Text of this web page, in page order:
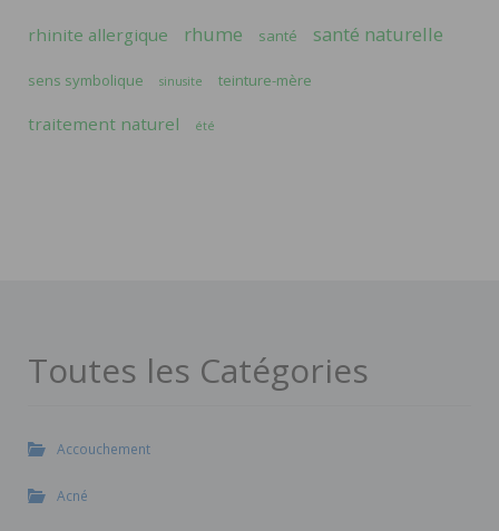
rhinite allergique rhume santé santé naturelle
sens symbolique sinusite teinture-mère
traitement naturel été
Toutes les Catégories
Accouchement
Acné